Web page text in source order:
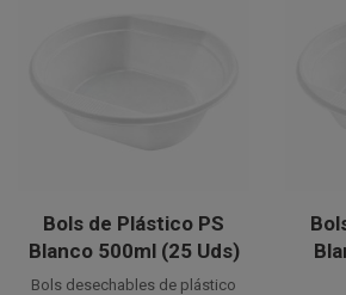
Bols de Plástico PS
Blanco 500ml (25 Uds)
Bols desechables de plástico